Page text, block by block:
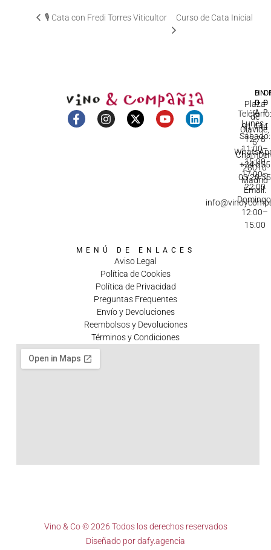
🎙️ Cata con Fredi Torres Viticultor Curso de Cata Inicial
Plaza
de
Olavide,
5
28010
Madrid
DE
Lunes -
Sábado:
11:00–
15:00
17:00–
22:00
12:00–
15:00
91 444
12 78
+34 655
03 20 35
Email:
MENÚ DE ENLACES
Aviso Legal
Política de Cookies
Política de Privacidad
Preguntas Frequentes
Envío y Devoluciones
Reembolsos y Devoluciones
Términos y Condiciones
Vino & Co © 2026 Todos los derechos reservados
Diseñado pordafy.agencia